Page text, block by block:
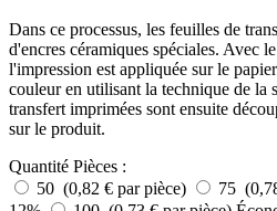
Dans ce processus, les feuilles de
d'encres céramiques spéciales. Avec
l'impression est appliquée sur le
couleur en utilisant la technique de la
transfert imprimées sont ensuite
sur le produit.
Quantité Pièces :
50 (0,82 € par pièce)
75